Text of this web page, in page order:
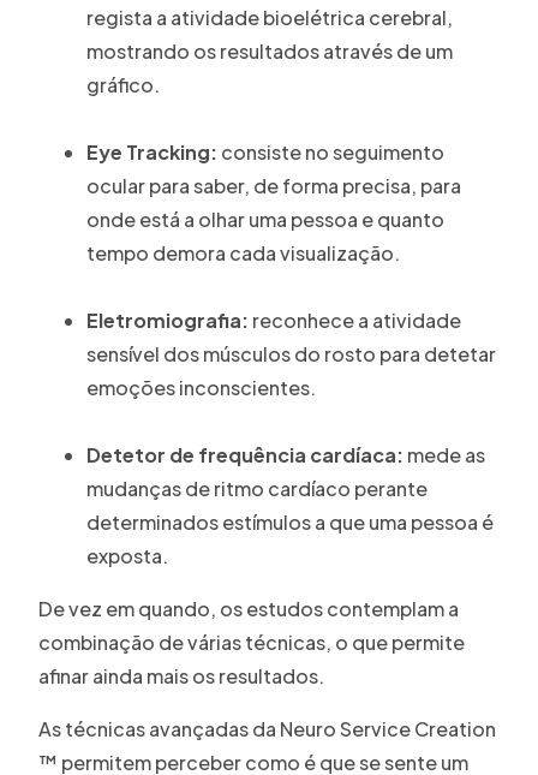
regista a atividade bioelétrica cerebral,
mostrando os resultados através de um
gráfico.
Eye Tracking: consiste no seguimento
ocular para saber, de forma precisa, para
onde está a olhar uma pessoa e quanto
tempo demora cada visualização.
Eletromiografia: reconhece a atividade
sensível dos músculos do rosto para detetar
emoções inconscientes.
Detetor de frequência cardíaca: mede as
mudanças de ritmo cardíaco perante
determinados estímulos a que uma pessoa é
exposta.
De vez em quando, os estudos contemplam a
combinação de várias técnicas, o que permite
afinar ainda mais os resultados.
As técnicas avançadas da Neuro Service Creation
™ permitem perceber como é que se sente um